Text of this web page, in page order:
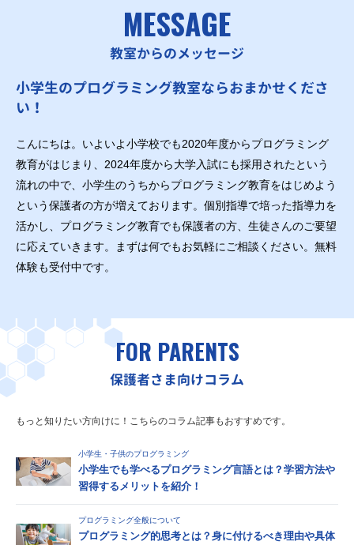
MESSAGE
教室からのメッセージ
小学生のプログラミング教室ならおまかせくださ
い！
こんにちは。いよいよ小学校でも2020年度からプログラミング
教育がはじまり、2024年度から大学入試にも採用されたという
流れの中で、小学生のうちからプログラミング教育をはじめよう
という保護者の方が増えております。個別指導で培った指導力を
活かし、プログラミング教育でも保護者の方、生徒さんのご要望
に応えていきます。まずは何でもお気軽にご相談ください。無料
体験も受付中です。
FOR PARENTS
保護者さま向けコラム
もっと知りたい方向けに！こちらのコラム記事もおすすめです。
小学生・子供のプログラミング
小学生でも学べるプログラミング言語とは？学習方法や
習得するメリットを紹介！
プログラミング全般について
プログラミング的思考とは？身に付けるべき理由や具体